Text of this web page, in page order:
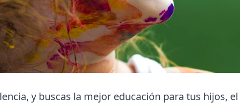
y buscas la mejor educación para tus hijos, el